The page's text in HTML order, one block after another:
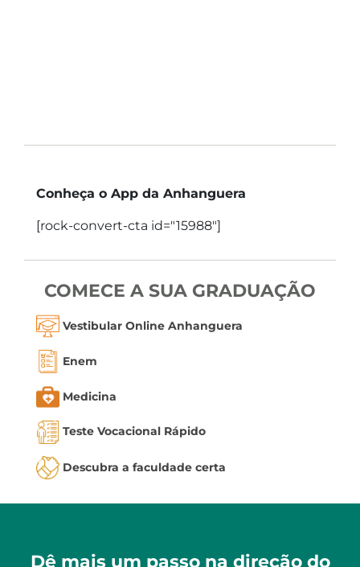
Conheça o App da Anhanguera
[rock-convert-cta id="15988"]
COMECE A SUA GRADUAÇÃO
Vestibular Online Anhanguera
Enem
Medicina
Teste Vocacional Rápido
Descubra a faculdade certa
Dê mais um passo na direção do